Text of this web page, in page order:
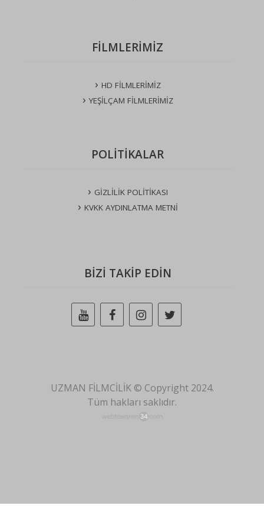
FİLMLERİMİZ
HD FİLMLERİMİZ
YEŞİLÇAM FİLMLERİMİZ
POLİTİKALAR
GİZLİLİK POLİTİKASI
KVKK AYDINLATMA METNİ
BİZİ TAKİP EDİN
UZMAN FİLMCİLİK © Copyright 2024.
Tüm hakları saklıdır.